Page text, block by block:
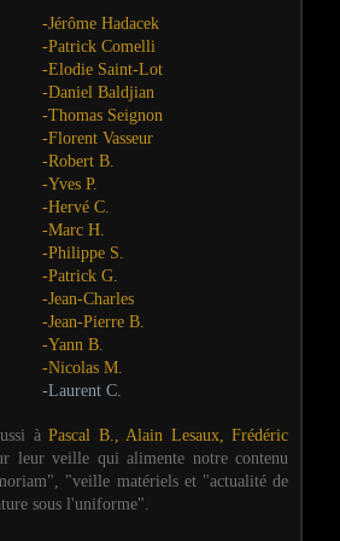
-Jérôme Hadacek
-Patrick Comelli
-Elodie Saint-Lot
-Daniel Baldjian
-Thomas Seignon
-Florent Vasseur
-Robert B.
-Yves P.
-Hervé C.
-Marc H.
-Philippe S.
-Patrick G.
-Jean-Charles
-Jean-Pierre B.
-Yann B.
-Nicolas M.
-Laurent C.
àPascal B., Alain Lesaux, Frédéric
leur veille qui alimente notre contenu
"veille matériels et "actualité de
sous l'uniforme".